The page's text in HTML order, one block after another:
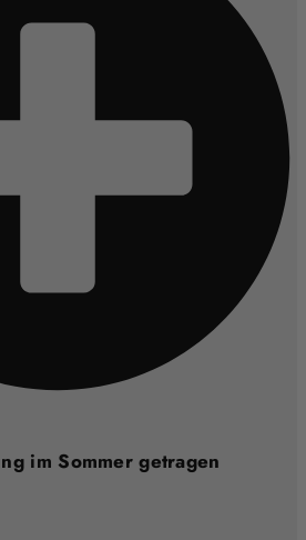
im Sommer getragen